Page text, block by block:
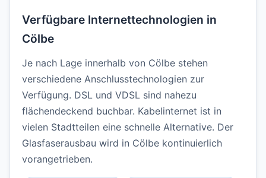
Verfügbare Internettechnologien in
Cölbe
Je nach Lage innerhalb von Cölbe stehen
verschiedene Anschlusstechnologien zur
Verfügung. DSL und VDSL sind nahezu
flächendeckend buchbar. Kabelinternet ist in
vielen Stadtteilen eine schnelle Alternative. Der
Glasfaserausbau wird in Cölbe kontinuierlich
vorangetrieben.